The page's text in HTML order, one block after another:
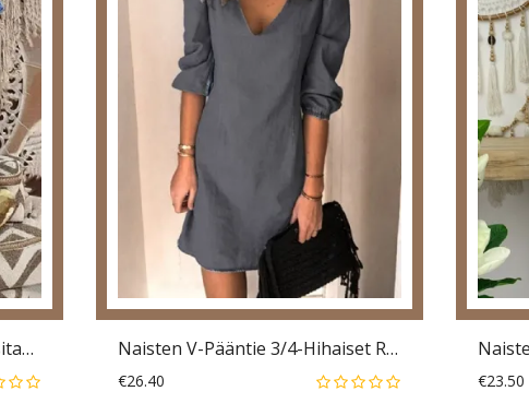
Naisten Kirahvikuvioiset Kaksitaskuiset Rento Farkkumekot Naisten V-Pääntie 3/4-Hihaiset Rennot Demin-Minipaitamekot
€26.40 €23.50